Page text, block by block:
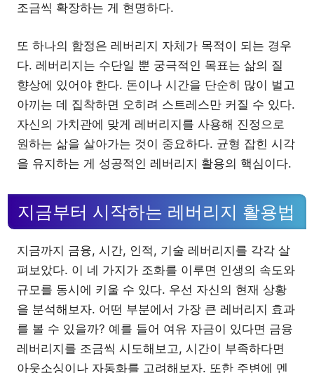
조금씩 확장하는 게 현명하다.
또 하나의 함정은 레버리지 자체가 목적이 되는 경우
다. 레버리지는 수단일 뿐 궁극적인 목표는 삶의 질
향상에 있어야 한다. 돈이나 시간을 단순히 많이 벌고
아끼는 데 집착하면 오히려 스트레스만 커질 수 있다.
자신의 가치관에 맞게 레버리지를 사용해 진정으로
원하는 삶을 살아가는 것이 중요하다. 균형 잡힌 시각
을 유지하는 게 성공적인 레버리지 활용의 핵심이다.
지금부터 시작하는 레버리지 활용법
지금까지 금융, 시간, 인적, 기술 레버리지를 각각 살
펴보았다. 이 네 가지가 조화를 이루면 인생의 속도와
규모를 동시에 키울 수 있다. 우선 자신의 현재 상황
을 분석해보자. 어떤 부분에서 가장 큰 레버리지 효과
를 볼 수 있을까? 예를 들어 여유 자금이 있다면 금융
레버리지를 조금씩 시도해보고, 시간이 부족하다면
아웃소싱이나 자동화를 고려해보자. 또한 주변에 멘